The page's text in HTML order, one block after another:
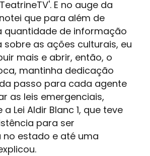
E no auge da
que para além de
quantidade de informação
sobre as ações culturais, eu
mais e abrir, então, o
mantinha dedicação
passo para cada agente
as leis emergenciais,
Lei Aldir Blanc 1, que teve
para ser
estado e até uma